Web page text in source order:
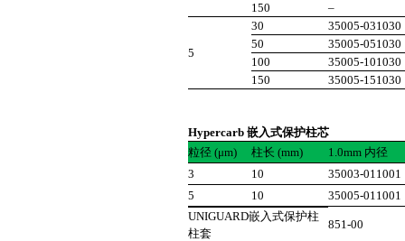
150
–
5
30
35005-031030
50
35005-051030
100
35005-101030
150
35005-151030
Hypercarb 嵌入式保护柱芯
粒径 (μm)
柱长 (mm)
1.0mm 内径
3
10
35003-011001
5
10
35005-011001
UNIGUARD嵌入式保护柱
柱套
851-00